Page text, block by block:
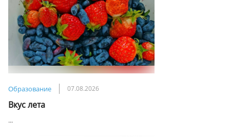
Образование 07.08.2026
Вкус лета
...